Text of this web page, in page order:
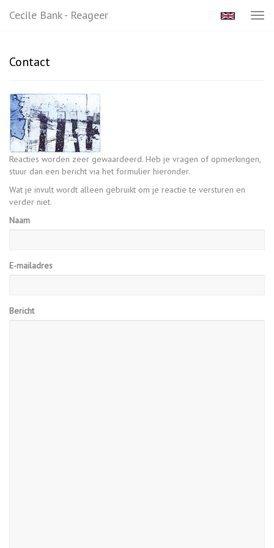
Cecile Bank - Reageer
Contact
Reacties worden zeer gewaardeerd. Heb je vragen of opmerkingen,
stuur dan een bericht via het formulier hieronder.
Wat je invult wordt alleen gebruikt om je reactie te versturen en
verder niet.
Naam
E-mailadres
Bericht